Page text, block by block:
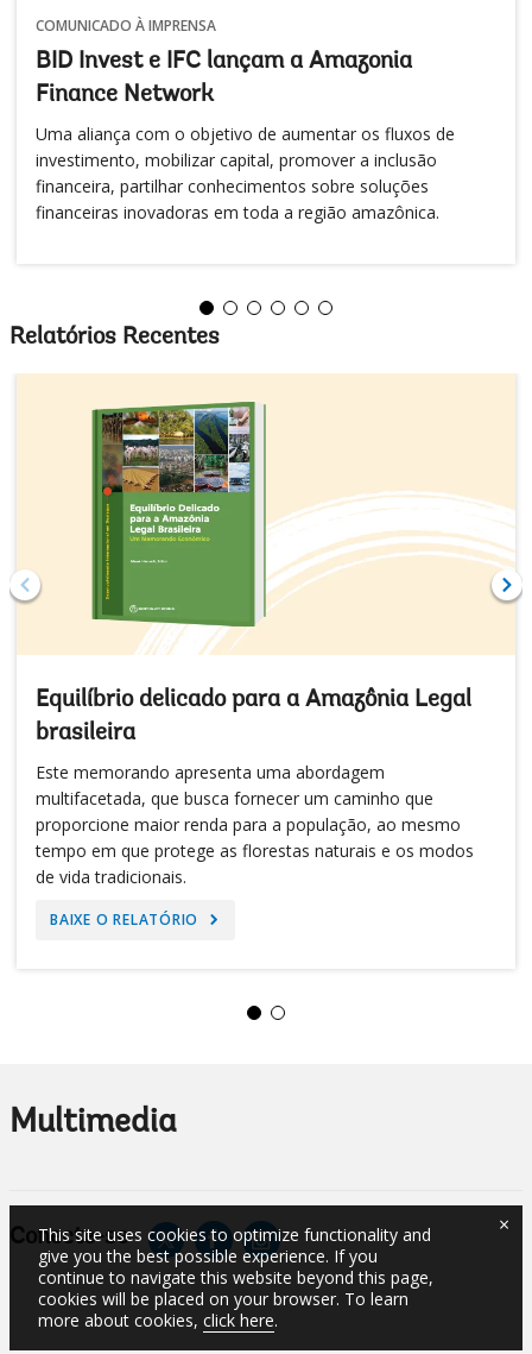
COMUNICADO À IMPRENSA
BID Invest e IFC lançam a Amazonia
Finance Network
Uma aliança com o objetivo de aumentar os fluxos de
investimento, mobilizar capital, promover a inclusão
financeira, partilhar conhecimentos sobre soluções
financeiras inovadoras em toda a região amazônica.
Relatórios Recentes
Equilíbrio delicado para a Amazônia Legal
brasileira
Este memorando apresenta uma abordagem
multifacetada, que busca fornecer um caminho que
proporcione maior renda para a população, ao mesmo
tempo em que protege as florestas naturais e os modos
de vida tradicionais.
BAIXE O RELATÓRIO
Multimedia
Conecte-se
This site uses cookies to optimize functionality and
give you the best possible experience. If you
continue to navigate this website beyond this page,
cookies will be placed on your browser. To learn
more about cookies, click here.
×